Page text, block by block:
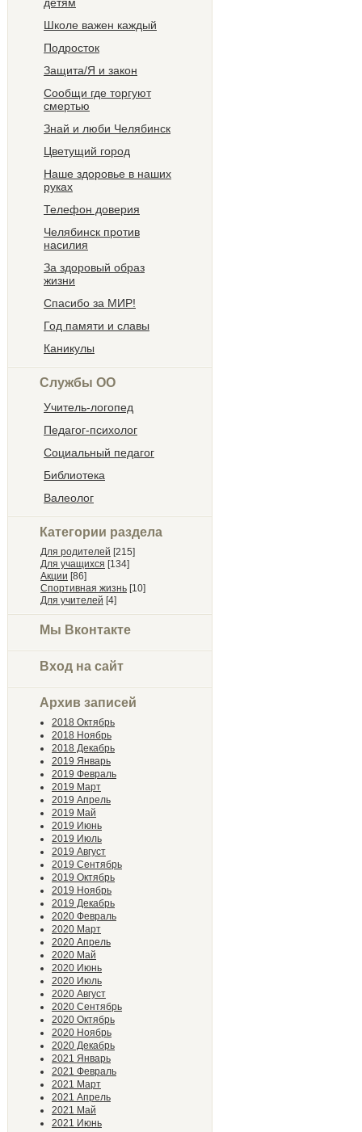
Школе важен каждый
Подросток
Защита/Я и закон
Сообщи где торгуют
смертью
Знай и люби Челябинск
Цветущий город
Наше здоровье в наших
руках
Телефон доверия
Челябинск против
насилия
За здоровый образ
жизни
Спасибо за МИР!
Год памяти и славы
Каникулы
Службы ОО
Учитель-логопед
Педагог-психолог
Социальный педагог
Библиотека
Валеолог
Категории раздела
Для родителей [215]
Для учащихся [134]
Акции [86]
Спортивная жизнь [10]
Для учителей [4]
Мы Вконтакте
Вход на сайт
Архив записей
2018 Октябрь
2018 Ноябрь
2018 Декабрь
2019 Январь
2019 Февраль
2019 Март
2019 Апрель
2019 Май
2019 Июнь
2019 Июль
2019 Август
2019 Сентябрь
2019 Октябрь
2019 Ноябрь
2019 Декабрь
2020 Февраль
2020 Март
2020 Апрель
2020 Май
2020 Июнь
2020 Июль
2020 Август
2020 Сентябрь
2020 Октябрь
2020 Ноябрь
2020 Декабрь
2021 Январь
2021 Февраль
2021 Март
2021 Апрель
2021 Май
2021 Июнь